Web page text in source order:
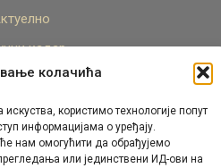
колачића
користимо технологије попут
информацијама о уређају.
нам омогућити да обрађујемо
или јединствени ИД-ови на
кадар